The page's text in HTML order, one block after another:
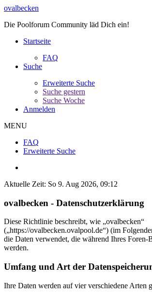
ovalbecken
Die Poolforum Community läd Dich ein!
Startseite
FAQ
Suche
Erweiterte Suche
Suche gestern
Suche Woche
Anmelden
MENU
FAQ
Erweiterte Suche
Aktuelle Zeit: So 9. Aug 2026, 09:12
ovalbecken - Datenschutzerklärung
Diese Richtlinie beschreibt, wie „ovalbecken“
(„https://ovalbecken.ovalpool.de“) (im
die Daten verwendet, die während Ihres Foren-
werden.
Umfang und Art der
Ihre Daten werden auf vier verschiedene Arten